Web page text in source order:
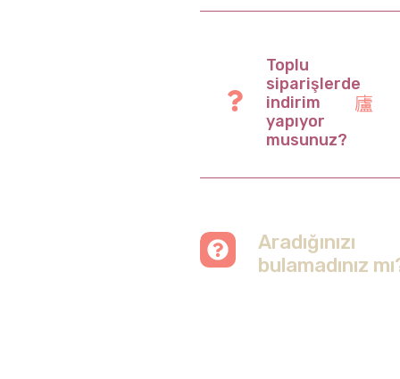
Toplu
siparişlerde
indirim
yapıyor
musunuz?
Aradığınızı
bulamadınız